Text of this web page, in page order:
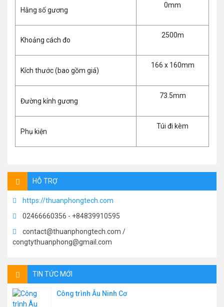
Hằng số gương
0mm
Khoảng cách đo
2500m
Kích thước (bao gồm giá)
166 x 160mm
Đường kính gương
73.5mm
Phụ kiện
Túi đi kèm
HỖ TRỢ
https://thuanphongtech.com
02466660356 - +84839910595
contact@thuanphongtech.com /
congtythuanphong@gmail.com
TIN TỨC MỚI
Công trình Âu Ninh Cơ